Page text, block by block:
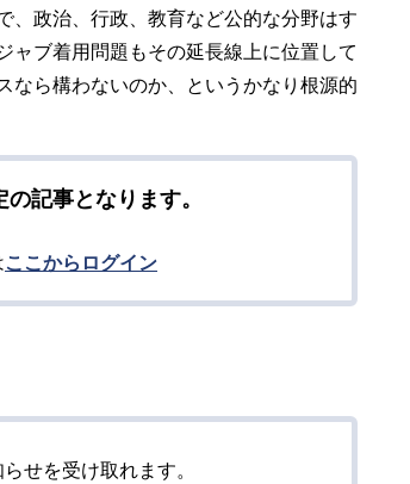
、政治、行政、教育など公的な分野はす
ャブ着用問題もその延長線上に位置して
なら構わないのか、というかなり根源的
記事となります。
ここからログイン
せを受け取れます。